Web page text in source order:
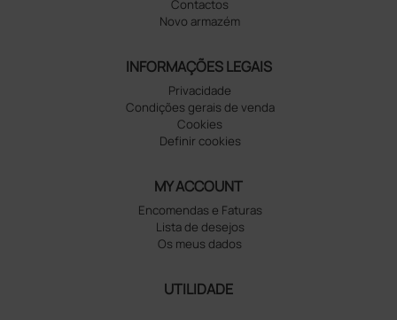
Contactos
Novo armazém
INFORMAÇÕES LEGAIS
Privacidade
Condições gerais de venda
Cookies
Definir cookies
MY ACCOUNT
Encomendas e Faturas
Lista de desejos
Os meus dados
UTILIDADE